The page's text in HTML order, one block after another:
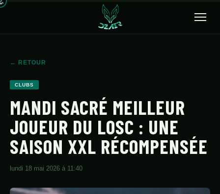
ACCUEIL
SÉLECTION
TRANSFERTS
← RETOUR
CLUBS
MANDI SACRÉ MEILLEUR
JOUEUR DU LOSC : UNE
SAISON XXL RÉCOMPENSÉE
lundi 18 mai 2026 à 11:40